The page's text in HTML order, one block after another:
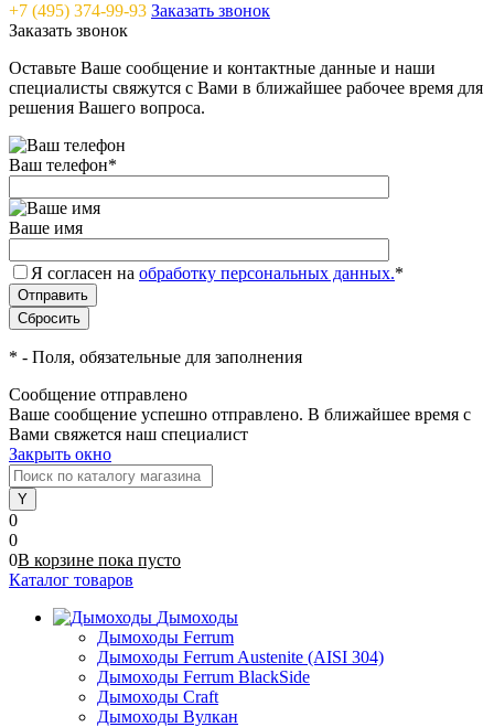
+7 (495) 374-99-93 Заказать звонок
Заказать звонок
Оставьте Ваше сообщение и контактные данные и наши
специалисты свяжутся с Вами в ближайшее рабочее время для
решения Вашего вопроса.
Ваш телефон*
Ваше имя
Я согласен на обработку персональных данных.*
* - Поля, обязательные для заполнения
Сообщение отправлено
Ваше сообщение успешно отправлено. В ближайшее время с
Вами свяжется наш специалист
Закрыть окно
0
0
0В корзине пока пусто
Каталог товаров
Дымоходы
Дымоходы Ferrum
Дымоходы Ferrum Austenite (AISI 304)
Дымоходы Ferrum BlackSide
Дымоходы Craft
Дымоходы Вулкан